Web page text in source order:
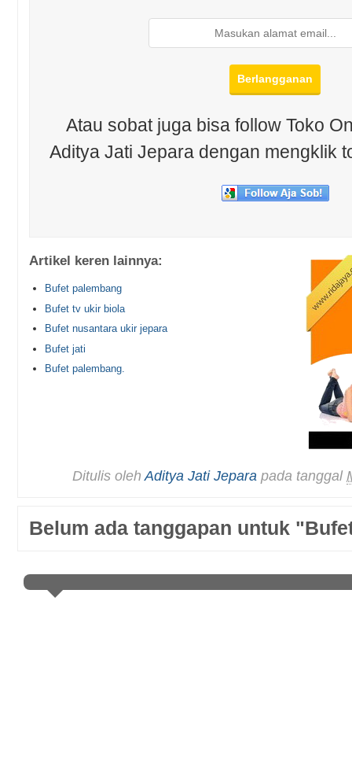
Atau sobat juga bisa follow Toko
Aditya Jati Jepara dengan mengklik
Artikel keren lainnya:
Bufet palembang
Bufet tv ukir biola
Bufet nusantara ukir jepara
Bufet jati
Bufet palembang.
Ditulis olehAditya Jati Jepara pada tanggal
Belum ada tanggapan untuk